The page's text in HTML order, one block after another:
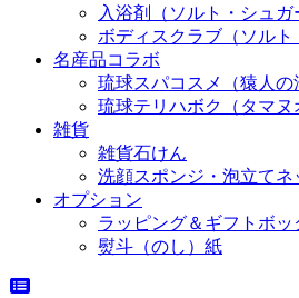
入浴剤（ソルト・シュガ
ボディスクラブ（ソルト
名産品コラボ
琉球スパコスメ（猿人の
琉球テリハボク（タマヌ
雑貨
雑貨石けん
洗顔スポンジ・泡立てネ
オプション
ラッピング＆ギフトボッ
熨斗（のし）紙